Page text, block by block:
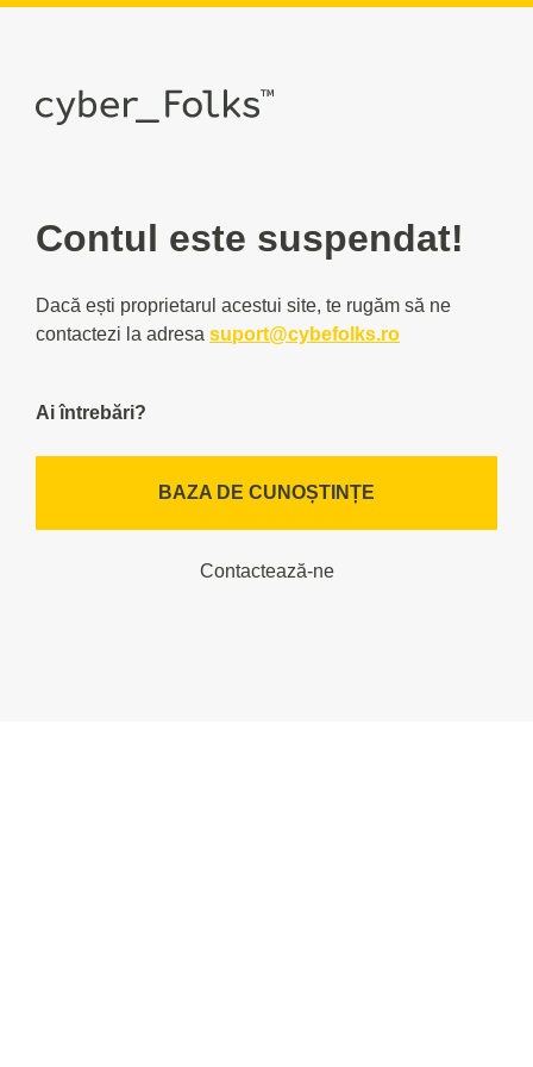
Contul este suspendat!
Dacă ești proprietarul acestui site, te rugăm să ne
contactezi la adresa suport@cybefolks.ro
Ai întrebări?
BAZA DE CUNOȘTINȚE
Contactează-ne